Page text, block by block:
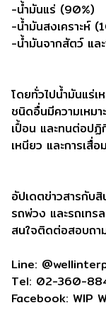
-น้ำมันแร่ (90%)
-น้ำมันสงเคราะห์
-น้ำมันจากสัตว์ แล
โดยทั่วไปน้ำมันแร่
ชนิดอื่นมีความเหม
เปื้อน และทนต่อปฏิ
เหนียว และการเสื่
อัปเดตข่าวสารกับ
รถพ่วง และรถเทร
สนใจติดต่อสอบถา
Line:
Tel: 02-360-
Facebook: WIP